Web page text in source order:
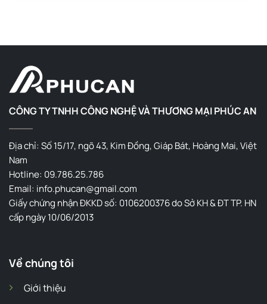
CÔNG TY TNHH CÔNG NGHỆ VÀ THƯƠNG MẠI PHÚC AN
Địa chỉ: Số 15/17, ngõ 43, Kim Đồng, Giáp Bát, Hoàng Mai, Việt
Nam
Hotline: 09.786.25.786
Email: info.phucan@gmail.com
Giấy chứng nhận ĐKKD số: 0106200376 do Sở KH & ĐT TP. HN
cấp ngày 10/06/2013
Về chúng tôi
Giới thiệu